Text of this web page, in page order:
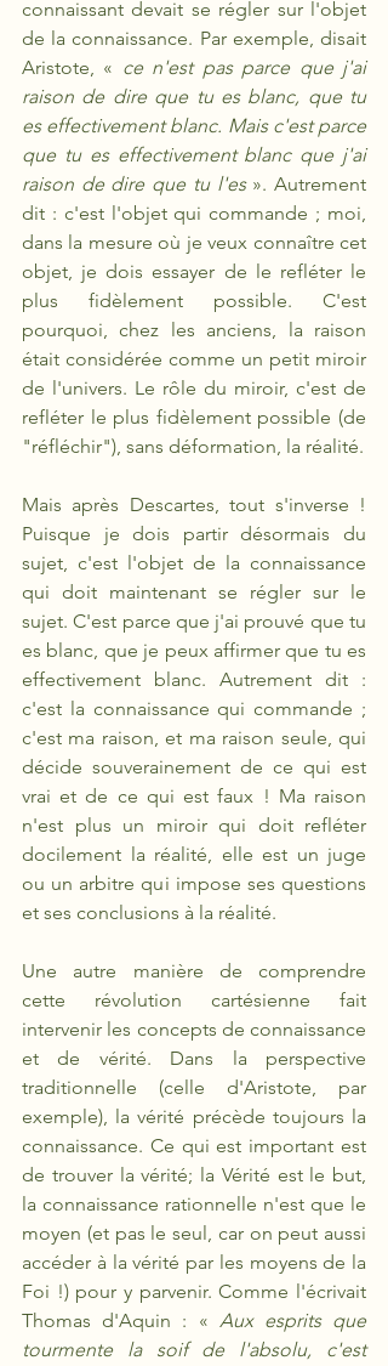
connaissant devait se régler sur l'objet
de la connaissance. Par exemple, disait
Aristote, « ce n'est pas parce que j'ai
raison de dire que tu es blanc, que tu
es effectivement blanc. Mais c'est parce
que tu es effectivement blanc que j'ai
raison de dire que tu l'es ». Autrement
dit : c'est l'objet qui commande ; moi,
dans la mesure où je veux connaître cet
objet, je dois essayer de le refléter le
plus fidèlement possible. C'est
pourquoi, chez les anciens, la raison
était considérée comme un petit miroir
de l'univers. Le rôle du miroir, c'est de
refléter le plus fidèlement possible (de
Mais après Descartes, tout s'inverse !
Puisque je dois partir désormais du
sujet, c'est l'objet de la connaissance
qui doit maintenant se régler sur le
sujet. C'est parce que j'ai prouvé que tu
es blanc, que je peux affirmer que tu es
effectivement blanc. Autrement dit :
c'est la connaissance qui commande ;
c'est ma raison, et ma raison seule, qui
décide souverainement de ce qui est
vrai et de ce qui est faux ! Ma raison
n'est plus un miroir qui doit refléter
docilement la réalité, elle est un juge
ou un arbitre qui impose ses questions
et ses conclusions à la réalité.
Une autre manière de comprendre
cette révolution cartésienne fait
intervenir les concepts de connaissance
et de vérité. Dans la perspective
traditionnelle (celle d'Aristote, par
exemple), la vérité précède toujours la
connaissance. Ce qui est important est
de trouver la vérité; la Vérité est le but,
la connaissance rationnelle n'est que le
moyen (et pas le seul, car on peut aussi
accéder à la vérité par les moyens de la
Foi !) pour y parvenir. Comme l'écrivait
Thomas d'Aquin : « Aux esprits que
tourmente la soif de l'absolu, c'est